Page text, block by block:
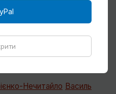
Нечитайло Василь